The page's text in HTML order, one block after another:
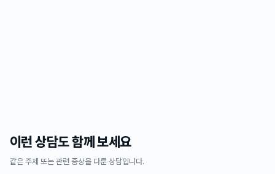
이런 상담도 함께 보세요
같은 주제 또는 관련 증상을 다룬 상담입니다.